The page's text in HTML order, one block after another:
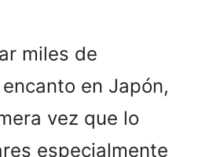
miles de
en Japón,
vez que lo
especialmente